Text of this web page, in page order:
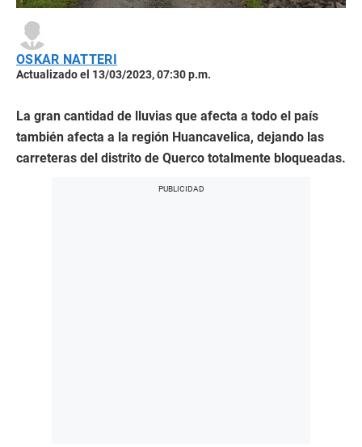
OSKAR NATTERI
Actualizado el 13/03/2023, 07:30 p.m.
La gran cantidad de lluvias que afecta a todo el país
también afecta a la región Huancavelica, dejando las
carreteras del distrito de Querco totalmente bloqueadas.